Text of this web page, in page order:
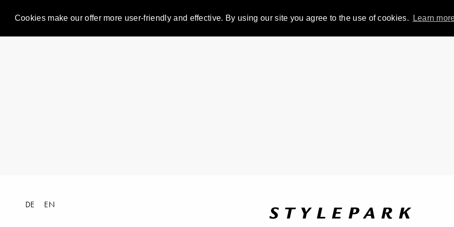
Cookies make our offer more user-friendly and effective. By using our site you agree to the use of cookies. Learn
DE EN